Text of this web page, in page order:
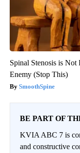
Spinal Stenosis is
Enemy (Stop This)
SmoothSpine
BE PART OF
KVIA ABC 7 is
and constructive